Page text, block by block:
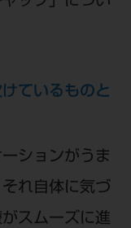
ているものと
ションがうま
れ自体に気づ
スムーズに進